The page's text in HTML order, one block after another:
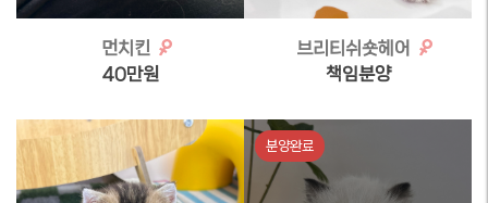
먼치킨
40만원
브리티쉬숏헤어
책임분양
분양완료